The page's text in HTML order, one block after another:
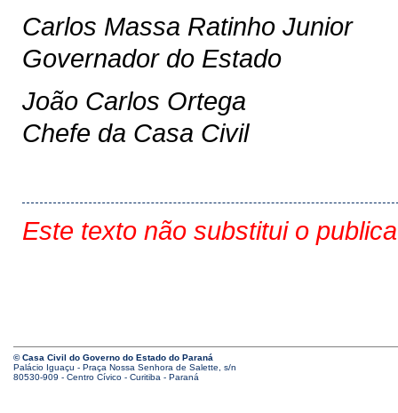
Carlos Massa Ratinho Junior
Governador do Estado
João Carlos Ortega
Chefe da Casa Civil
Este texto não substitui o
© Casa Civil do Governo do Estado do Paraná
Palácio Iguaçu - Praça Nossa Senhora de Salette, s/n
80530-909 - Centro Cívico - Curitiba - Paraná